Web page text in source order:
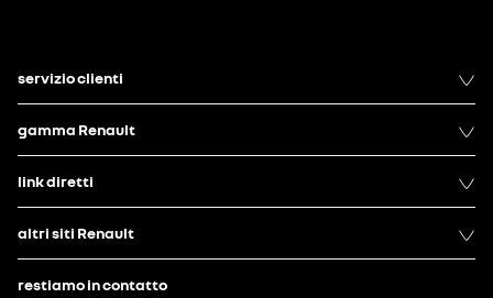
servizio clienti
gamma Renault
link diretti
altri siti Renault
restiamo in contatto